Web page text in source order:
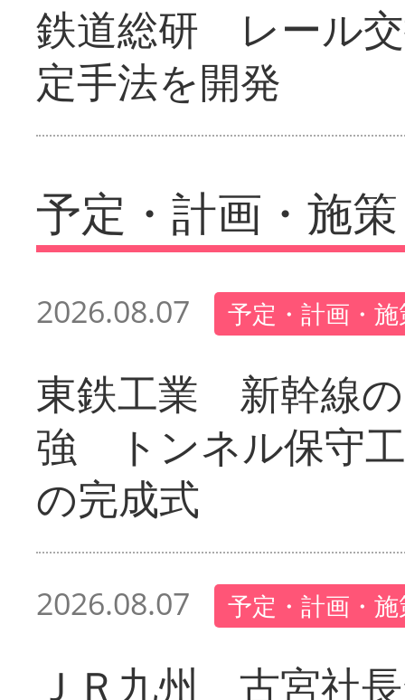
鉄道総研 レール
定手法を開発
予定・計画・施策
2026.08.07 予定・計画・
東鉄工業 新幹線
強 トンネル保守
の完成式
2026.08.07 予定・計画・
ＪＲ九州 古宮社